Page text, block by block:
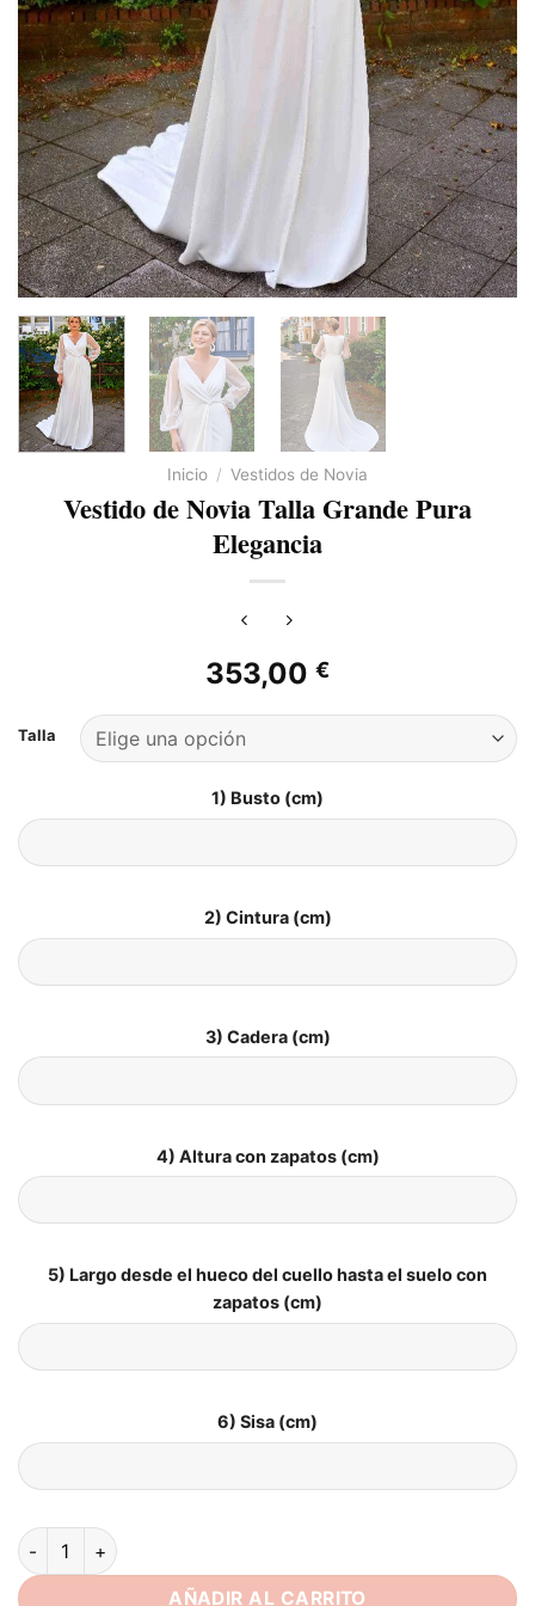
Inicio / Vestidos de Novia
Vestido de Novia Talla Grande Pura
Elegancia
353,00 €
Talla
1) Busto (cm)
2) Cintura (cm)
3) Cadera (cm)
4) Altura con zapatos (cm)
5) Largo desde el hueco del cuello hasta el suelo con
zapatos (cm)
6) Sisa (cm)
Vestido de Novia Talla Grande Pura Elegancia cantidad
AÑADIR AL CARRITO